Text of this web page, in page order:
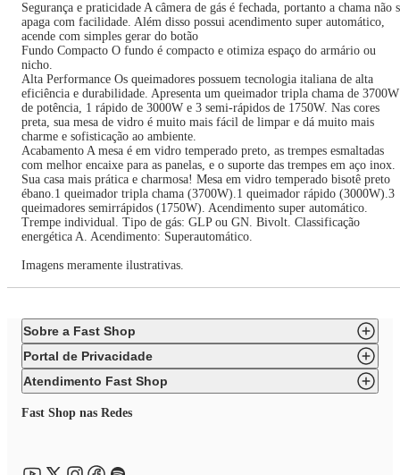
Segurança e praticidade A câmera de gás é fechada, portanto a chama não
apaga com facilidade. Além disso possui acendimento super automático,
acende com simples gerar do botão
Fundo Compacto O fundo é compacto e otimiza espaço do armário ou
nicho.
Alta Performance Os queimadores possuem tecnologia italiana de alta
eficiência e durabilidade. Apresenta um queimador tripla chama de 3700W
de potência, 1 rápido de 3000W e 3 semi-rápidos de 1750W. Nas cores
preta, sua mesa de vidro é muito mais fácil de limpar e dá muito mais
charme e sofisticação ao ambiente.
Acabamento A mesa é em vidro temperado preto, as trempes esmaltadas
com melhor encaixe para as panelas, e o suporte das trempes em aço inox.
Sua casa mais prática e charmosa! Mesa em vidro temperado bisotê preto
ébano.1 queimador tripla chama (3700W).1 queimador rápido (3000W).3
queimadores semirrápidos (1750W). Acendimento super automático.
Trempe individual. Tipo de gás: GLP ou GN. Bivolt. Classificação
energética A. Acendimento: Superautomático.
Imagens meramente ilustrativas.
Sobre a Fast Shop
Portal de Privacidade
Atendimento Fast Shop
Fast Shop nas Redes